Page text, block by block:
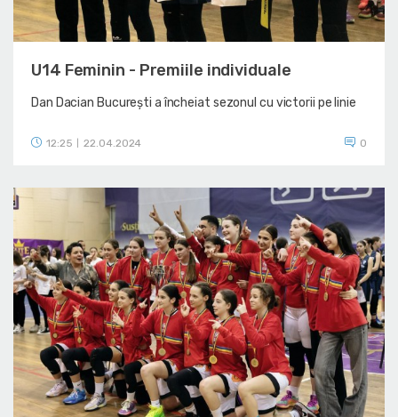
U14 Feminin - Premiile individuale
Dan Dacian București a încheiat sezonul cu victorii pe linie
12:25 22.04.2024 0